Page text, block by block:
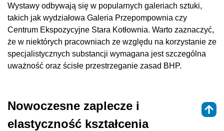
Wystawy odbywają się w popularnych galeriach sztuki,
takich jak wydziałowa Galeria Przepompownia czy
Centrum Ekspozycyjne Stara Kotłownia. Warto zaznaczyć,
że w niektórych pracowniach ze względu na korzystanie ze
specjalistycznych substancji wymagana jest szczególna
uważność oraz ścisłe przestrzeganie zasad BHP.
Nowoczesne zaplecze i
elastyczność kształcenia